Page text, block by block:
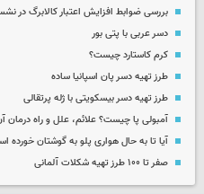
بررسی ضوابط افزایش اعتبار کالابرگ در
دسر عربی با پتی بور
کرم کاستارد چیست؟
طرز تهیه دسر پان اسپانیا ساده
طرز تهیه دسر بیسکویتی با ژله پرتقالی
آمبولی پا چیست؟ علائم، علل و راه درمان
آیا تا به حال هواری پلو به گوشتان خورده
صفر تا ۱۰۰ طرز تهیه شکلات آلمانی